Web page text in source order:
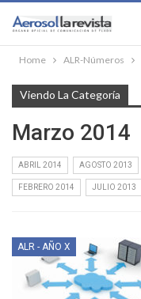
Home ALR-Números
Viendo La Categoría
Marzo 2014
ABRIL 2014 AGOSTO 2013
FEBRERO 2014 JULIO 2013
ALR - AÑO X